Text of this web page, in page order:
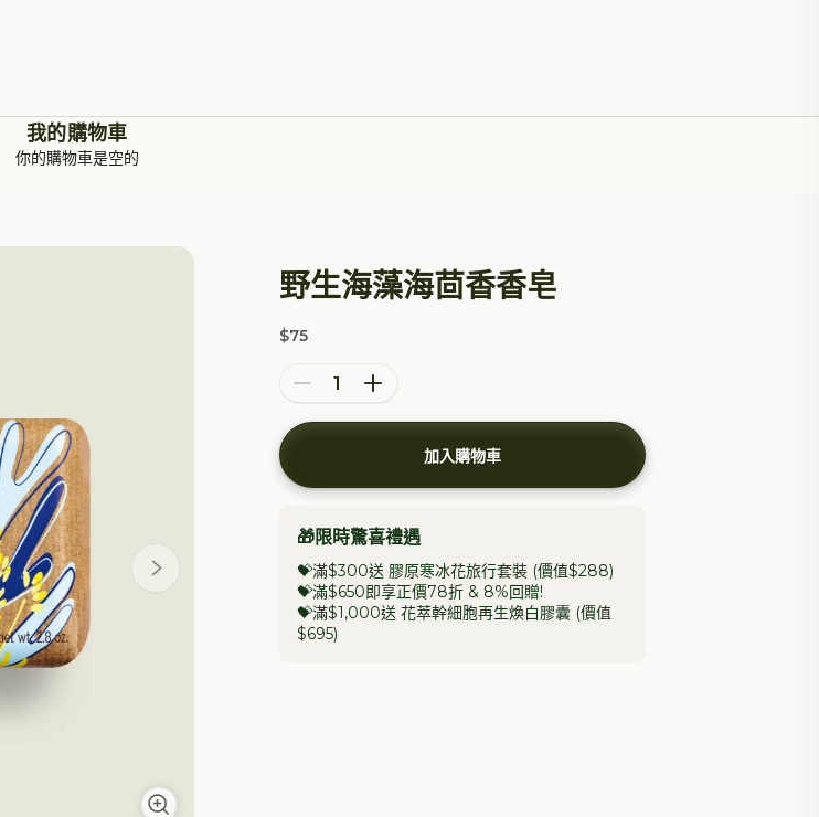
我的購物車
你的購物車是空的
野生海藻海茴香香皂
特價
$75
減少數量 增加數量
加入購物車
🎁限時驚喜禮遇
💝滿$300送 膠原寒冰花旅行套裝 (價值$288)
💝滿$650即享正價78折 & 8%回贈!
💝滿$1,000送 花萃幹細胞再生煥白膠囊 (價值
$695)